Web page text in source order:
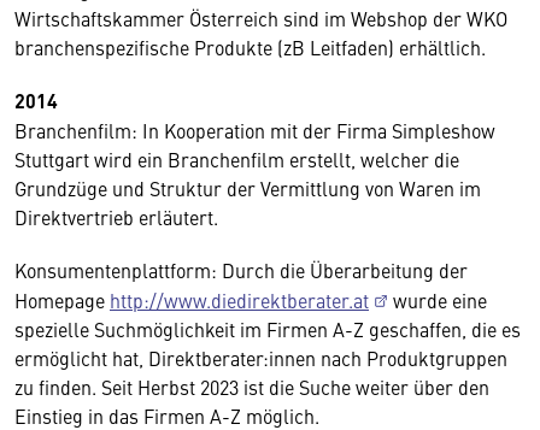
Wirtschaftskammer Österreich sind im Webshop der WKO
branchenspezifische Produkte (zB Leitfaden) erhältlich.
2014
Branchenfilm: In Kooperation mit der Firma Simpleshow
Stuttgart wird ein Branchenfilm erstellt, welcher die
Grundzüge und Struktur der Vermittlung von Waren im
Direktvertrieb erläutert.
Konsumentenplattform: Durch die Überarbeitung der
Homepage http://www.diedirektberater.at
wurde eine
spezielle Suchmöglichkeit im Firmen A-Z geschaffen, die es
ermöglicht hat, Direktberater:innen nach Produktgruppen
zu finden. Seit Herbst 2023 ist die Suche weiter über den
Einstieg in das Firmen A-Z möglich.